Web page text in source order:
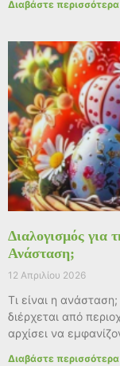
Διαβάστε
Διαλογισμός για
Ανάσταση;
12 Απριλίου 2026
Τι είναι η
διέρχεται από
αρχίσει να
Διαβάστε